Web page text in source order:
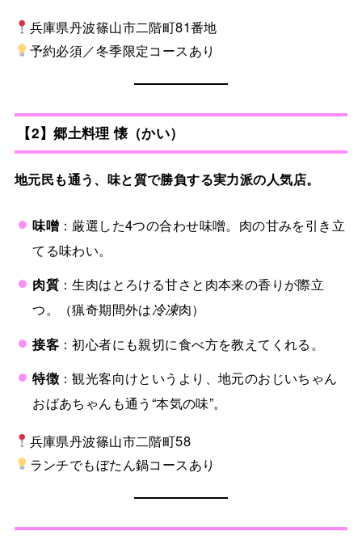
兵庫県丹波篠山市二階町81番地
予約必須／冬季限定コースあり
【2】郷土料理 懐（かい）
地元民も通う、味と質で勝負する実力派の人気店。
味噌：厳選した4つの合わせ味噌。肉の甘みを引き立
てる味わい。
肉質：生肉はとろける甘さと肉本来の香りが際立
つ。（猟奇期間外は冷凍肉）
接客：初心者にも親切に食べ方を教えてくれる。
特徴：観光客向けというより、地元のおじいちゃん
おばあちゃんも通う“本気の味”。
兵庫県丹波篠山市二階町58
ランチでもぼたん鍋コースあり